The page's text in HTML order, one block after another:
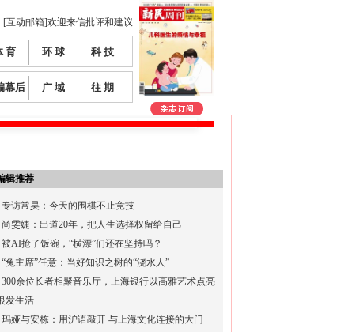
[互动邮箱]欢迎来信批评和建议
育 环 球 科 技
幕后 广 域 往 期
辑推荐
专访常昊：今天的围棋不止竞技
尚雯婕：出道20年，把人生选择权留给自己
被AI抢了饭碗，“横漂”们还在坚持吗？
“兔主席”任意：当好知识之树的“浇水人”
300余位长者相聚音乐厅，上海银行以高雅艺术点亮
发生活
玛娅与安栋：用沪语敲开 与上海文化连接的大门